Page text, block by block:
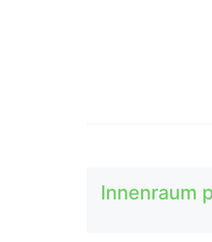
Innenraum